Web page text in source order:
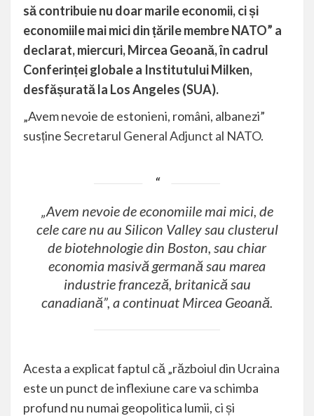
să contribuie nu doar marile economii, ci și
economiile mai mici din țările membre NATO” a
declarat, miercuri, Mircea Geoană, în cadrul
Conferinței globale a Institutului Milken,
desfășurată la Los Angeles (SUA).
„Avem nevoie de estonieni, români, albanezi”
susțineSecretarul General Adjunct al NATO.
„Avem nevoie de economiile mai mici, de
cele care nu au Silicon Valley sau clusterul
de biotehnologie din Boston, sau chiar
economia masivă germană sau marea
industrie franceză, britanică sau
canadiană”, a continuat Mircea Geoană.
Acesta a explicat faptul că „războiul din Ucraina
este un punct de inflexiune care va schimba
profund nu numai geopolitica lumii, ci și